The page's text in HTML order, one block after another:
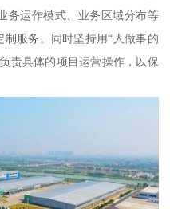
务运作模式、业务区域分布等
服务。同时坚持用“人做事的
责具体的项目运营操作，以保